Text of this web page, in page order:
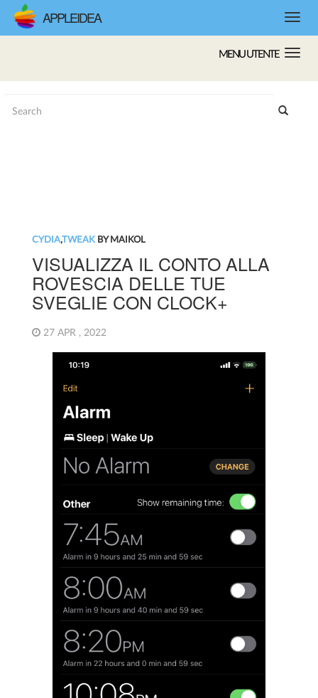
APPLEIDEA
MENU UTENTE
CYDIA,TWEAKBY MAIKOL
VISUALIZZA IL CONTO ALLA
ROVESCIA DELLE TUE
SVEGLIE CON CLOCK+
27 APR , 2022